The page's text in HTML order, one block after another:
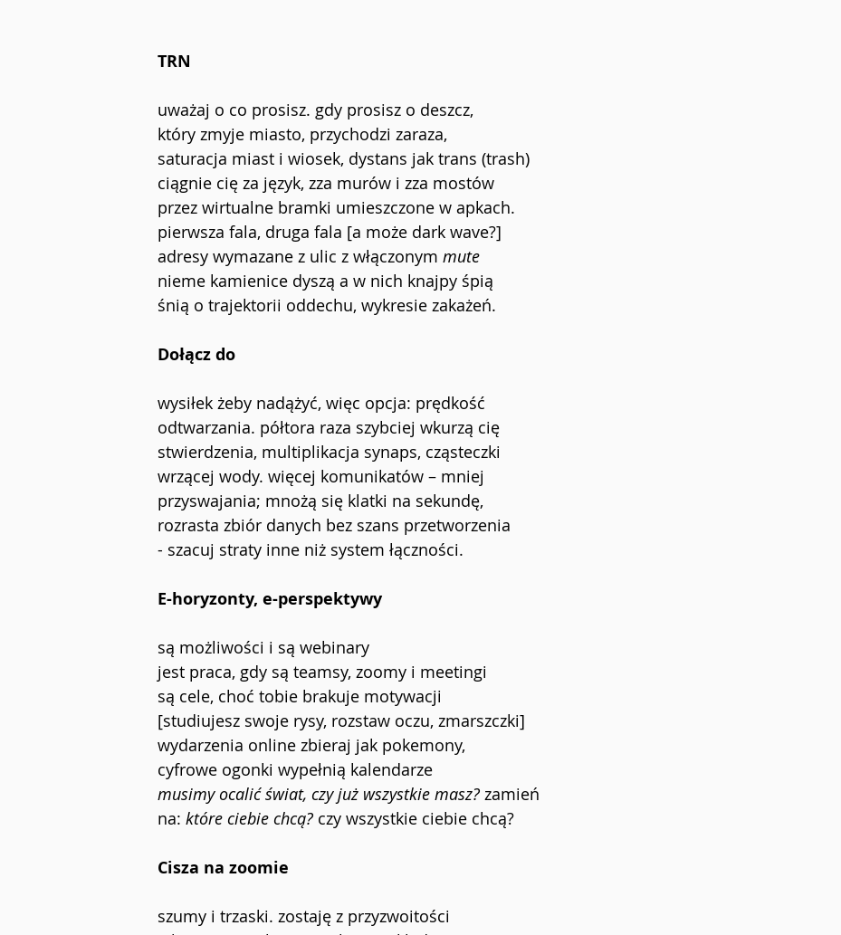
TRN
uważaj o co prosisz. gdy prosisz o deszcz,
który zmyje miasto, przychodzi zaraza,
saturacja miast i wiosek, dystans jak trans (trash)
ciągnie cię za język, zza murów i zza mostów
przez wirtualne bramki umieszczone w apkach.
pierwsza fala, druga fala [a może dark wave?]
adresy wymazane z ulic z włączonym mute
nieme kamienice dyszą a w nich knajpy śpią
śnią o trajektorii oddechu, wykresie zakażeń.
Dołącz do
wysiłek żeby nadążyć, więc opcja: prędkość
odtwarzania. półtora raza szybciej wkurzą cię
stwierdzenia, multiplikacja synaps, cząsteczki
wrzącej wody. więcej komunikatów – mniej
przyswajania; mnożą się klatki na sekundę,
rozrasta zbiór danych bez szans przetworzenia
- szacuj straty inne niż system łączności.
E-horyzonty, e-perspektywy
są możliwości i są webinary
jest praca, gdy są teamsy, zoomy i meetingi
są cele, choć tobie brakuje motywacji
[studiujesz swoje rysy, rozstaw oczu, zmarszczki]
wydarzenia online zbieraj jak pokemony,
cyfrowe ogonki wypełnią kalendarze
musimy ocalić świat, czy już wszystkie masz? zamień
na: które ciebie chcą? czy wszystkie ciebie chcą?
Cisza na zoomie
szumy i trzaski. zostaję z przyzwoitości